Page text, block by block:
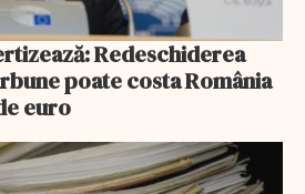
Redeschiderea
poate costa România
euro